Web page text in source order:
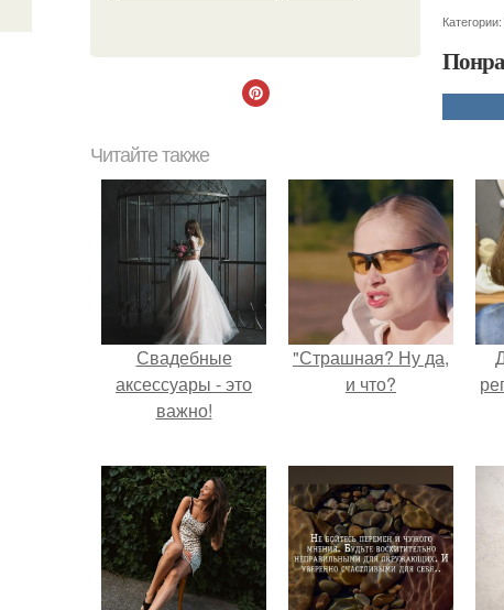
Категории:
Читайте также
Свадебные
аксессуары - это
важно!
"Страшная? Ну да,
и что?